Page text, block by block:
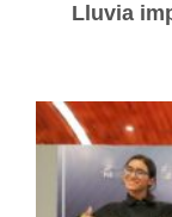
Lluvia